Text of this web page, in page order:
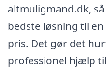
altmuligmand.dk,
bedste løsning til
pris. Det gør det
professionel hjælp